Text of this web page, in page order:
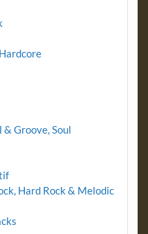
& Groove, Soul
Hard Rock & Melodic